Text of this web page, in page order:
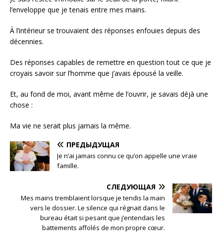
l’enveloppe que je tenais entre mes mains.
À l’intérieur se trouvaient des réponses enfouies depuis des
décennies.
Des réponses capables de remettre en question tout ce que je
croyais savoir sur l’homme que j’avais épousé la veille.
Et, au fond de moi, avant même de l’ouvrir, je savais déjà une
chose :
Ma vie ne serait plus jamais la même.
ПРЕДЫДУЩАЯ
Je n’ai jamais connu ce qu’on appelle une vraie
famille.
СЛЕДУЮЩАЯ
Mes mains tremblaient lorsque je tendis la main
vers le dossier. Le silence qui régnait dans le
bureau était si pesant que j’entendais les
battements affolés de mon propre cœur.